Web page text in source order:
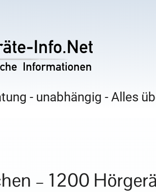
- unabhängig - Alles
– 1200